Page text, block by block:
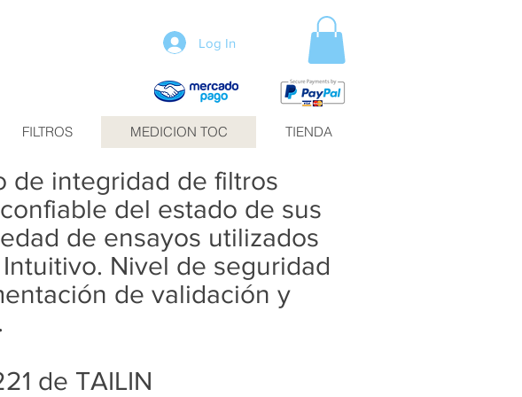
Log In
FILTROS MEDICION TOC TIENDA
de integridad de filtros
del estado de sus
de ensayos utilizados
Nivel de seguridad
de validación y
de TAILIN